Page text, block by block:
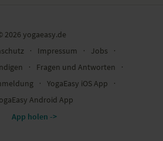
2026 yogaeasy.de
∙ Impressum ∙ Jobs
∙
∙ Fragen und Antworten
∙
∙ YogaEasy iOS App
∙
Android App
App holen ->